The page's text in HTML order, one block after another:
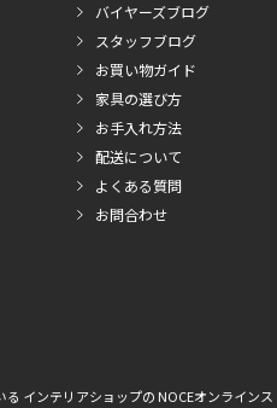
バイヤーズブログ
スタッフブログ
お買い物ガイド
家具の選び方
お手入れ方法
配送について
よくある質問
お問合わせ
インテリアショップの NOCEオンライン